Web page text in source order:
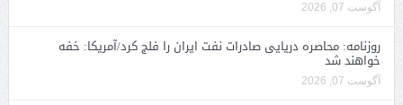
آگوست 07, 2026
روزنامه: محاصره دریایی صادرات نفت ایران را فلج کرد/آمریکا: خفه
خواهند شد
آگوست 07, 2026